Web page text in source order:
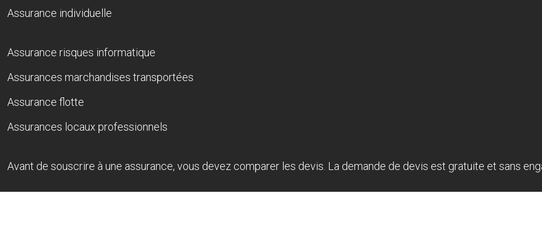
Assurance individuelle
Assurance risques informatique
Assurances marchandises transportées
Assurance flotte
Assurances locaux professionnels
Avant de souscrire à une assurance, vous devez comparer les devis. La demande de devis est gratuite et sans